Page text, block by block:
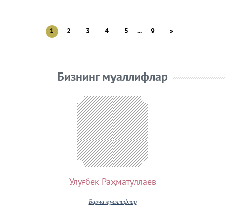
1 2 3 4 5 ... 9 »
Бизнинг муаллифлар
Улуғбек Раҳматуллаев
Барча муаллифлар